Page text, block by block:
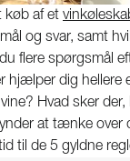
køb af et
og svar, samt
flere spørgsmål
hjælper dig hellere
Hvad sker der,
at tænke over
til de 5 gyldne